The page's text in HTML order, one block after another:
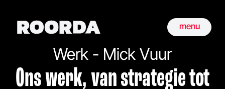
Werk - Mick Vuur
Ons werk, van strategie tot
menu